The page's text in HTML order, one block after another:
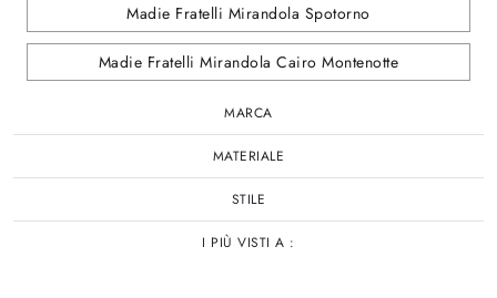
Madie Fratelli Mirandola Spotorno
Madie Fratelli Mirandola Cairo Montenotte
MARCA
MATERIALE
STILE
I PIÙ VISTI A :